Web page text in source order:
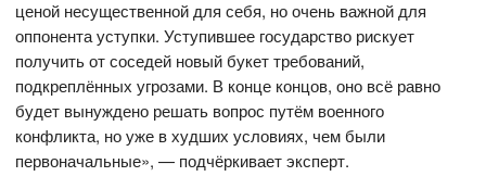
ценой несущественной для себя, но очень важной для
оппонента уступки. Уступившее государство рискует
получить от соседей новый букет требований,
подкреплённых угрозами. В конце концов, оно всё равно
будет вынуждено решать вопрос путём военного
конфликта, но уже в худших условиях, чем были
первоначальные», — подчёркивает эксперт.